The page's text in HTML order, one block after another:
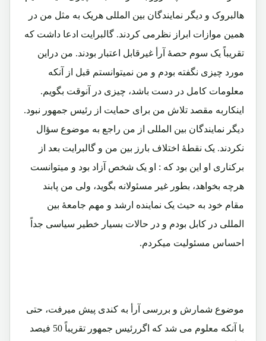
هالبروک و دیگر نمایندگان بین المللی هریک به مثل من در
همین موازات ابراز نظرمی کردند. گالبرایت ادعا داشت که
تقریباً یک سوم حصۀ آرأ غیرقابل اعتبار بودند. من دراین
مورد چیزی نگفته بودم و من نمیتوانستم قبل از آنکه
معلومات کامل در دست باشد، چیزی در آنوقت بگویم.
اینکاربه مقصد تلاش من برای حمایت از رئیس جمهور نبود.
دیگر نمایندگان بین المللی از من راجع به موضوع سؤال
نکردند. یک نقطۀ اختلاف بارز بین من و گالبرایت بعد از
برکناری او این بود که : او یک شخص آزاد بود و میتوانست
هرچه بخواهد، بطور غیر مسئولانه بگوید، ولی من پابند
مقام خود به حیث یک نماینده ارشد و مهم جامعۀ بین
المللی در کابل بودم و در حالات بسیار خطیر سیاسی جداً
احساس مسئولیت میکردم.
موضوع شمارش و بررسی آرأ به کندی پیش میرفت، حتی
با آنکه معلوم می شد که اگررئیس جمهور تقریباً 50 فیصد